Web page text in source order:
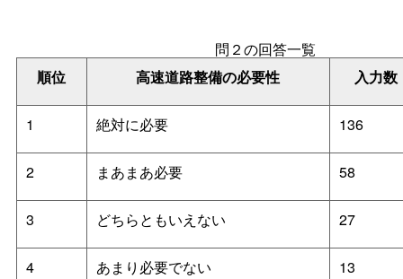
順位 高速道路整備の必要性 入力数
問２の回答一覧
1 絶対に必要 136
2 まあまあ必要 58
3 どちらともいえない 27
4 あまり必要でない 13